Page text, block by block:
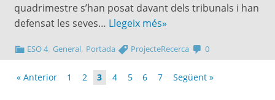
quadrimestre s’han posat davant dels tribunals i han
defensat les seves… Llegeix més»
ESO 4 ,General Portada ProjecteRecerca 0
« Anterior 1 2 3 4 5 6 7 Següent »